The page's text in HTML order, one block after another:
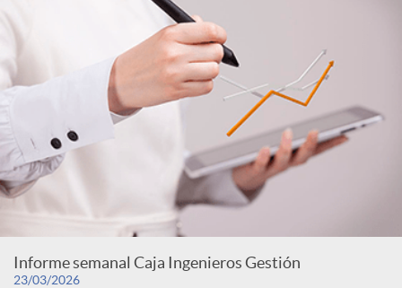
Informe semanal Caja Ingenieros Gestión
23/03/2026